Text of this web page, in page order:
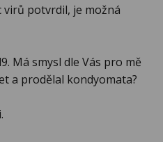
potvrdil, je možná
Má smysl dle Vás pro mě
a prodělal kondyomata?